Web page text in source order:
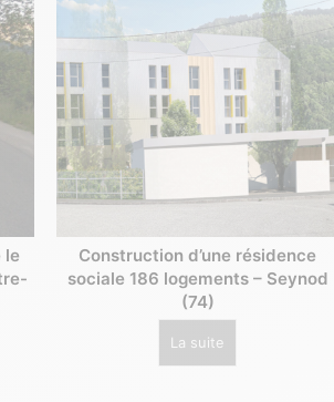
le
Construction d’une résidence
sociale 186 logements – Seynod
(74)
La suite